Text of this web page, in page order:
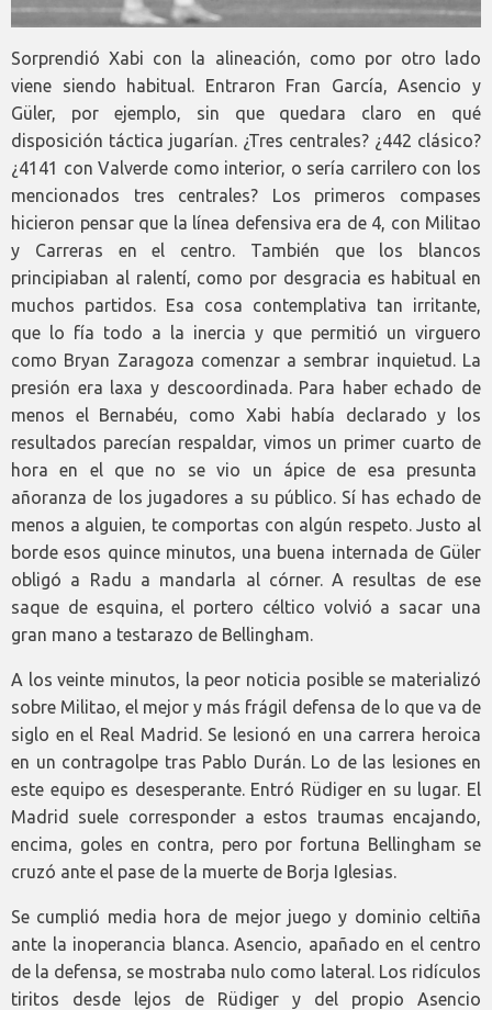
Sorprendió Xabi con la alineación, como por otro lado
viene siendo habitual. Entraron Fran García, Asencio y
Güler, por ejemplo, sin que quedara claro en qué
disposición táctica jugarían. ¿Tres centrales? ¿442 clásico?
¿4141 con Valverde como interior, o sería carrilero con los
mencionados tres centrales? Los primeros compases
hicieron pensar que la línea defensiva era de 4, con Militao
y Carreras en el centro. También que los blancos
principiaban al ralentí, como por desgracia es habitual en
muchos partidos. Esa cosa contemplativa tan irritante,
que lo fía todo a la inercia y que permitió un virguero
como Bryan Zaragoza comenzar a sembrar inquietud. La
presión era laxa y descoordinada. Para haber echado de
menos el Bernabéu, como Xabi había declarado y los
resultados parecían respaldar, vimos un primer cuarto de
hora en el que no se vio un ápice de esa presunta
añoranza de los jugadores a su público. Sí has echado de
menos a alguien, te comportas con algún respeto. Justo al
borde esos quince minutos, una buena internada de Güler
obligó a Radu a mandarla al córner. A resultas de ese
saque de esquina, el portero céltico volvió a sacar una
gran mano a testarazo de Bellingham.
A los veinte minutos, la peor noticia posible se materializó
sobre Militao, el mejor y más frágil defensa de lo que va de
siglo en el Real Madrid. Se lesionó en una carrera heroica
en un contragolpe tras Pablo Durán. Lo de las lesiones en
este equipo es desesperante. Entró Rüdiger en su lugar. El
Madrid suele corresponder a estos traumas encajando,
encima, goles en contra, pero por fortuna Bellingham se
cruzó ante el pase de la muerte de Borja Iglesias.
Se cumplió media hora de mejor juego y dominio celtiña
ante la inoperancia blanca. Asencio, apañado en el centro
de la defensa, se mostraba nulo como lateral. Los ridículos
tiritos desde lejos de Rüdiger y del propio Asencio